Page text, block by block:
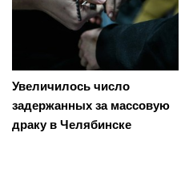
Увеличилось число
задержанных за массовую
драку в Челябинске